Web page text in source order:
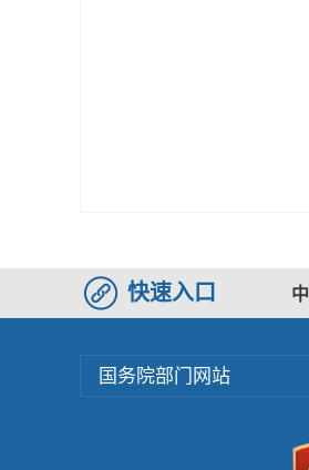
快速入口
国务院部门网站